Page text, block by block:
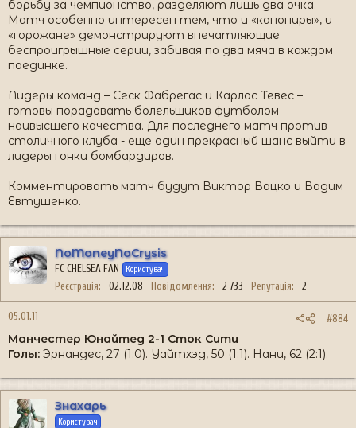
борьбу за чемпионство, разделяют лишь два очка.
Матч особенно интересен тем, что и «канониры», и
«горожане» демонстрируют впечатляющие
беспроигрышные серии, забивая по два мяча в каждом
поединке.
Лидеры команд – Сеск Фабрегас и Карлос Тевес –
готовы порадовать болельщиков футболом
наивысшего качества. Для последнего матч против
столичного клуба - еще один прекрасный шанс выйти в
лидеры гонки бомбардиров.
Комментировать матч будут Виктор Вацко и Вадим
Евтушенко.
NoMoneyNoCrysis
FC CHELSEA FAN Користувач
Реєстрація 02.12.08 Повідомлення 2 733 Репутація 2
05.01.11 #884
Манчестер Юнайтед 2-1 Сток Сити
Голы: Эрнандес, 27 (1:0). Уайтхэд, 50 (1:1). Нани, 62 (2:1).
Знахарь
Користувач